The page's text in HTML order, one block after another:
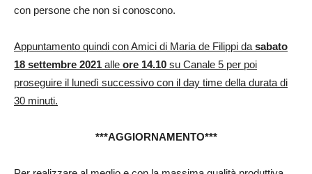
con persone che non si conoscono.
Appuntamento quindi con Amici di Maria de Filippi da sabato
18 settembre 2021 alle ore 14.10 su Canale 5 per poi
proseguire il lunedì successivo con il day time della durata di
30 minuti.
***AGGIORNAMENTO***